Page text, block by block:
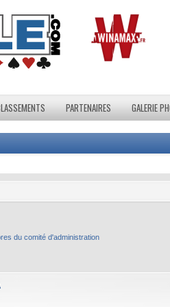
PARTENAIRES GALERIE
du comité d'administration